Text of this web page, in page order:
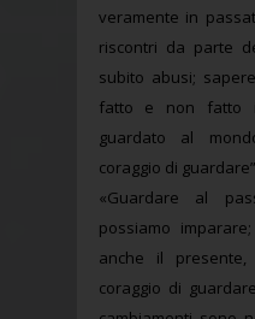
veramente in
riscontri da parte
subito abusi;
fatto e non fatto i
guardato al
coraggio di
«Guardare al
possiamo
anche il
coraggio di